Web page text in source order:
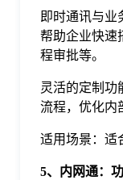
即时通讯与业
帮助企业快速
程审批等。
灵活的定制功
流程，优化内
适用场景：适
5、内网通：